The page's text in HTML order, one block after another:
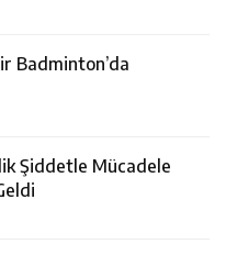
Badminton’da
Şiddetle Mücadele